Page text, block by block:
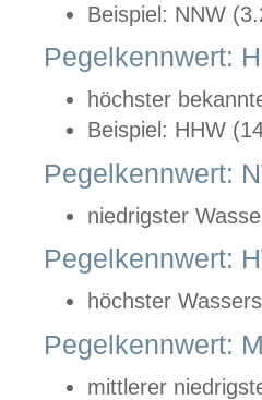
Beispiel: NNW
Pegelkennwert:
höchster
Beispiel: HHW
Pegelkennwert:
niedrigster
Pegelkennwert:
höchster
Pegelkennwert:
mittlerer